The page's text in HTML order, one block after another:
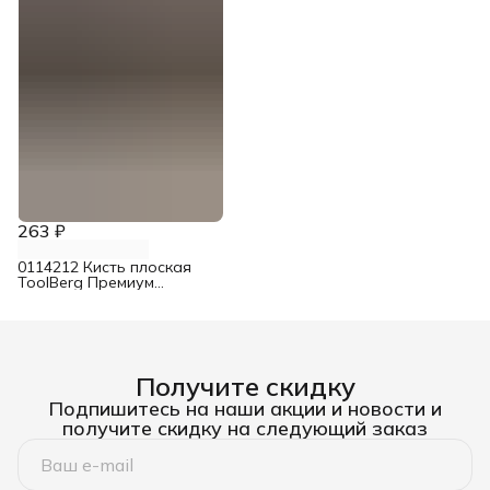
263 ₽
0114212 Кисть плоская
ToolBerg Премиум
Получите скидку
Подпишитесь на наши акции и новости и
получите скидку на следующий заказ